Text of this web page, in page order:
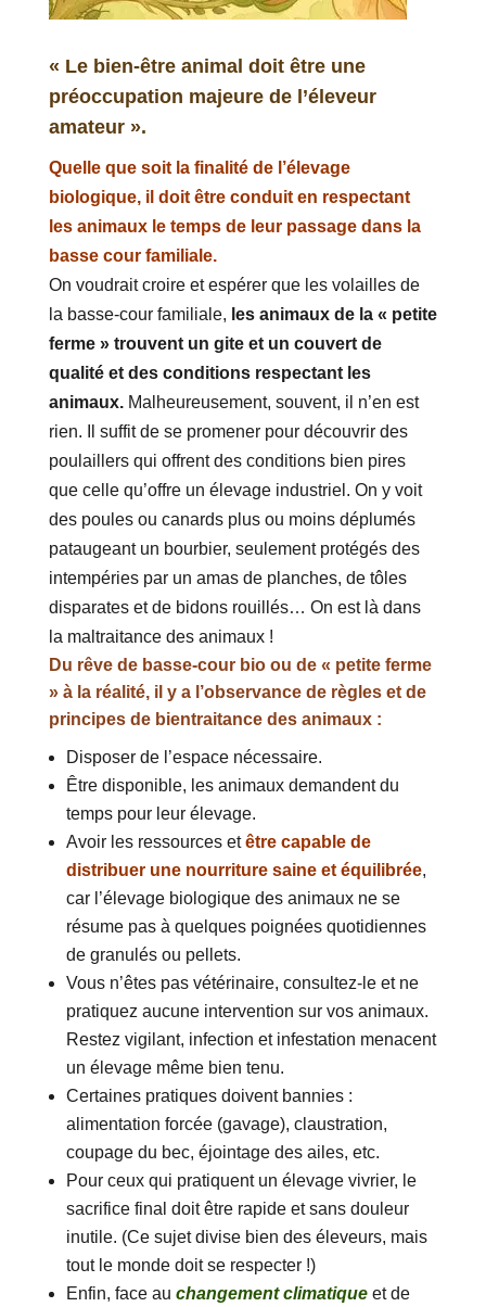
« Le bien-être animal doit être une
préoccupation majeure de l’éleveur
amateur ».
Quelle que soit la finalité de l’élevage
biologique, il doit être conduit en respectant
les animaux le temps de leur passage dans la
basse cour familiale.
On voudrait croire et espérer que les volailles de
la basse-cour familiale, les animaux de la « petite
ferme » trouvent un gite et un couvert de
qualité et des conditions respectant les
animaux.Malheureusement, souvent, il n’en est
rien. Il suffit de se promener pour découvrir des
poulaillers qui offrent des conditions bien pires
que celle qu’offre un élevage industriel. On y voit
des poules ou canards plus ou moins déplumés
pataugeant un bourbier, seulement protégés des
intempéries par un amas de planches, de tôles
disparates et de bidons rouillés… On est là dans
la maltraitance des animaux !
Du rêve de basse-cour bio ou de « petite ferme
» à la réalité, il y a l’observance de règles et de
principes de bientraitance des animaux :
Disposer de l’espace nécessaire.
Être disponible, les animaux demandent du
temps pour leur élevage.
Avoir les ressources etêtre capable de
distribuer une nourriture saine et équilibrée,
car l’élevage biologique des animaux ne se
résume pas à quelques poignées quotidiennes
de granulés ou pellets.
Vous n’êtes pas vétérinaire, consultez-le et ne
pratiquez aucune intervention sur vos animaux.
Restez vigilant, infection et infestation menacent
un élevage même bien tenu.
Certaines pratiques doivent bannies :
alimentation forcée (gavage), claustration,
coupage du bec, éjointage des ailes, etc.
Pour ceux qui pratiquent un élevage vivrier, le
sacrifice final doit être rapide et sans douleur
inutile. (Ce sujet divise bien des éleveurs, mais
tout le monde doit se respecter !)
Enfin, face au changement climatique et de